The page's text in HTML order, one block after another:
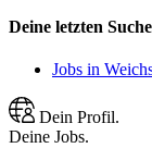
Deine letzten
Jobs in
Dein Profil.
Deine Jobs.